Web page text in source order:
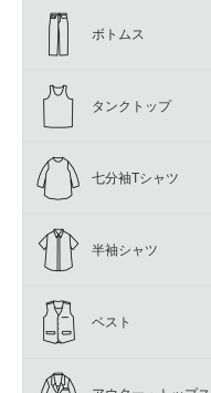
ボトムス
タンクトップ
七分袖Tシャツ
半袖シャツ
ベスト